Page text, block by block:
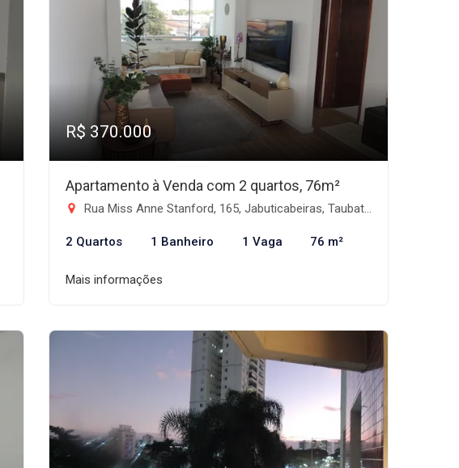
R$ 370.000
Apartamento à Venda com 2 quartos, 76m²
Rua Miss Anne Stanford, 165, Jabuticabeiras, Taubaté/SP - Vila das Jabuticabeiras, Taubaté-SP
2 Quartos 1 Banheiro 1 Vaga 76 m²
Mais informações